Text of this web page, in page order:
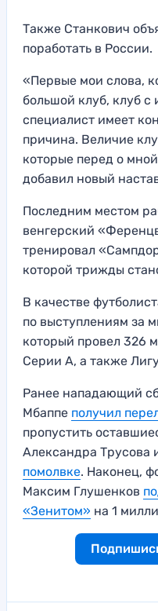
Также Станкович
поработать в России.
«Первые мои слова,
большой клуб, клуб
специалист имеет
причина. Величие
которые перед о
добавил новый
Последним местом
венгерский
тренировал
которой трижды
В качестве
по выступлениям за
который провел 326
Серии А, а также
Ранее нападающий
Мбаппе получил
пропустить
Александра Трусова
помолвке. Наконец,
Максим Глушенков
«Зенитом» на 1